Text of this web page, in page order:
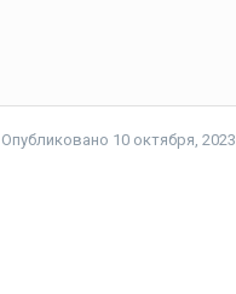
Опубликовано 10 октября, 2023